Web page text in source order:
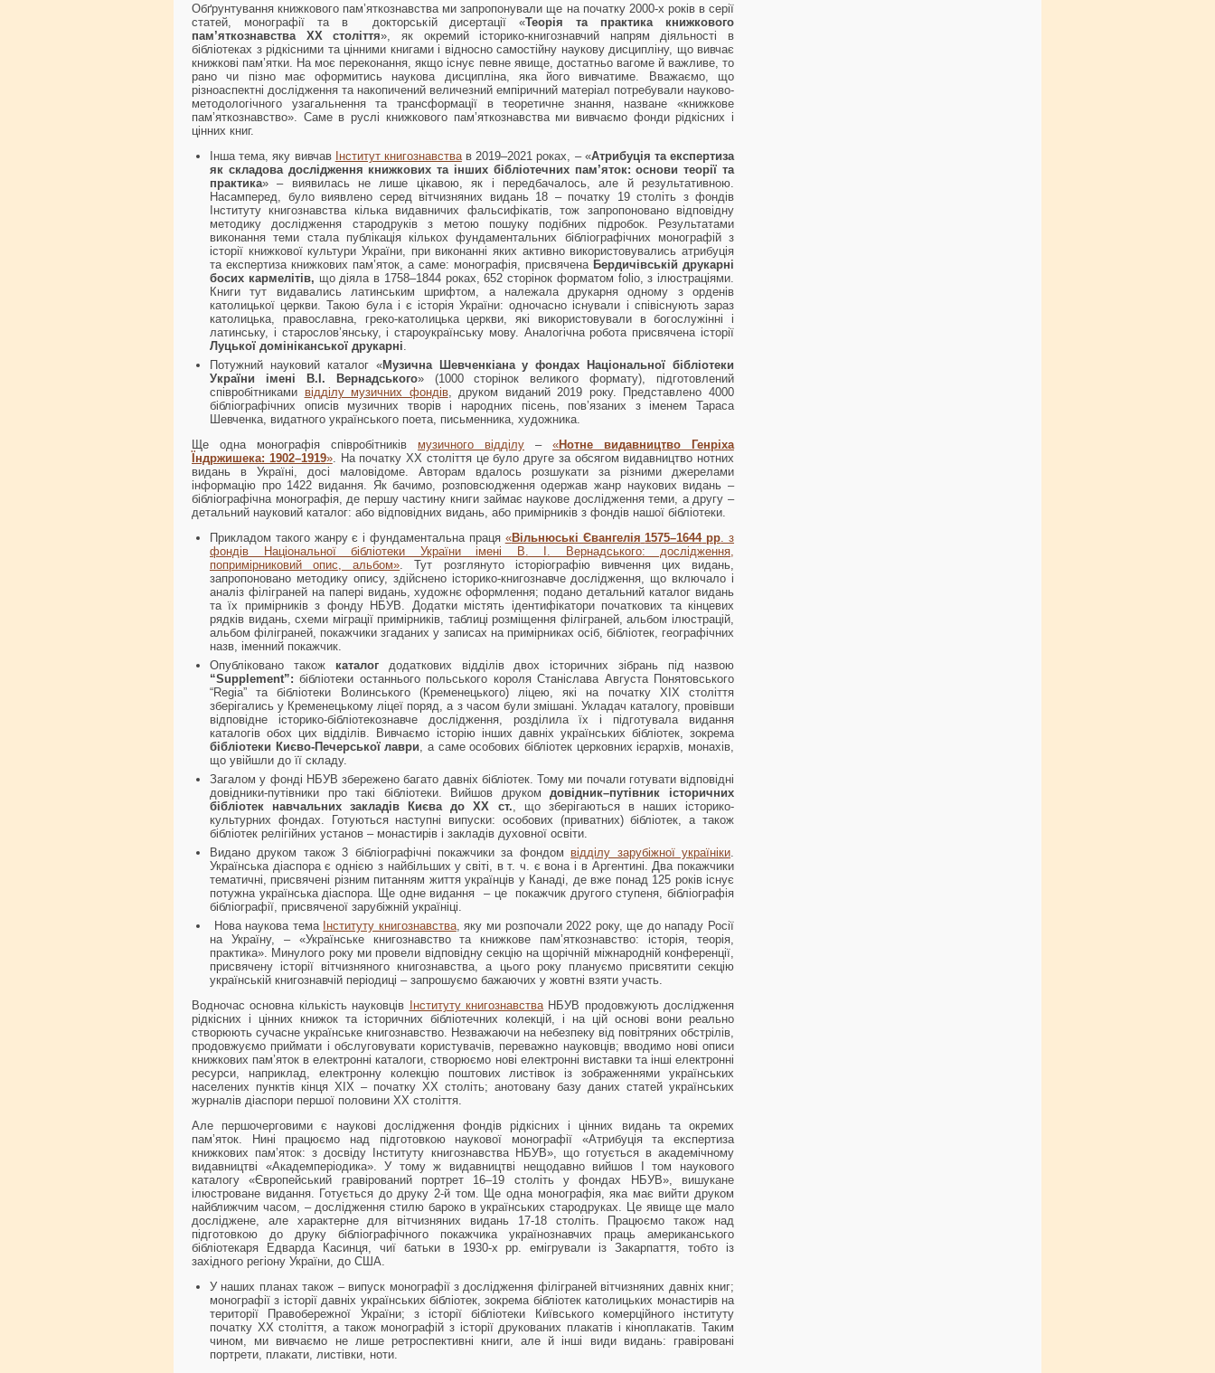
Обґрунтування книжкового пам’яткознавства ми запропонували ще на початку 2000-х років в серії
статей, монографії та в докторській дисертації «Теорія та практика книжкового
пам’яткознавства ХХ століття», як окремий історико-книгознавчий напрям діяльності в
бібліотеках з рідкісними та цінними книгами і відносно самостійну наукову дисципліну, що вивчає
книжкові пам’ятки. На моє переконання, якщо існує певне явище, достатньо вагоме й важливе, то
рано чи пізно має оформитись наукова дисципліна, яка його вивчатиме. Вважаємо, що
різноаспектні дослідження та накопичений величезний емпіричний матеріал потребували науково-
методологічного узагальнення та трансформації в теоретичне знання, назване «книжкове
пам’яткознавство». Саме в руслі книжкового пам’яткознавства ми вивчаємо фонди рідкісних і
цінних книг.
Інша тема, яку вивчав Інститут книгознавствав 2019–2021 роках, – «Атрибуція та експертиза
як складова дослідження книжкових та інших бібліотечних пам’яток: основи теорії та
практика» – виявилась не лише цікавою, як і передбачалось, але й результативною.
Насамперед, було виявлено серед вітчизняних видань 18 – початку 19 століть з фондів
Інституту книгознавства кілька видавничих фальсифікатів, тож запропоновано відповідну
методику дослідження стародруків з метою пошуку подібних підробок. Результатами
виконання теми стала публікація кількох фундаментальних бібліографічних монографій з
історії книжкової культури України, при виконанні яких активно використовувались атрибуція
та експертиза книжкових пам’яток, а саме: монографія, присвячена Бердичівській друкарні
босих кармелітів, що діяла в 1758–1844 роках, 652 сторінок форматом folio, з ілюстраціями.
Книги тут видавались латинським шрифтом, а належала друкарня одному з орденів
католицької церкви. Такою була і є історія України: одночасно існували і співіснують зараз
католицька, православна, греко-католицька церкви, які використовували в богослужінні і
латинську, і старослов’янську, і староукраїнську мову. Аналогічна робота присвячена історії
Луцької домініканської друкарні
Потужний науковий каталог «Музична Шевченкіана у фондах Національної бібліотеки
України імені В.І. Вернадського» (1000 сторінок великого формату), підготовлений
співробітниками відділу музичних фондів, друком виданий 2019 року. Представлено 4000
бібліографічних описів музичних творів і народних пісень, пов’язаних з іменем Тараса
Шевченка, видатного українського поета, письменника, художника.
Ще одна монографія співробітників музичного відділу – «Нотне видавництво Генріха
Їндржишека: 1902–1919». На початку ХХ століття це було друге за обсягом видавництво нотних
видань в Україні, досі маловідоме. Авторам вдалось розшукати за різними джерелами
інформацію про 1422 видання. Як бачимо, розповсюдження одержав жанр наукових видань –
бібліографічна монографія, де першу частину книги займає наукове дослідження теми, а другу –
детальний науковий каталог: або відповідних видань, або примірників з фондів нашої бібліотеки.
Прикладом такого жанру є і фундаментальна праця «Вільнюські Євангелія 1575–1644 рр . з
фондів Національної бібліотеки України імені В. І. Вернадського: дослідження,
попримірниковий опис, альбом» . Тут розглянуто історіографію вивчення цих видань,
запропоновано методику опису, здійснено історико-книгознавче дослідження, що включало і
аналіз філіграней на папері видань, художнє оформлення; подано детальний каталог видань
та їх примірників з фонду НБУВ. Додатки містять ідентифікатори початкових та кінцевих
рядків видань, схеми міграції примірників, таблиці розміщення філіграней, альбом ілюстрацій,
альбом філіграней, покажчики згаданих у записах на примірниках осіб, бібліотек, географічних
назв, іменний покажчик.
Опубліковано також каталог додаткових відділів двох історичних зібрань під назвою
“Supplement”: бібліотеки останнього польського короля Станіслава Августа Понятовського
“Regia” та бібліотеки Волинського (Кременецького) ліцею, які на початку ХІХ століття
зберігались у Кременецькому ліцеї поряд, а з часом були змішані. Укладач каталогу, провівши
відповідне історико-бібліотекознавче дослідження, розділила їх і підготувала видання
каталогів обох цих відділів. Вивчаємо історію інших давніх українських бібліотек, зокрема
бібліотеки Києво-Печерської лаври , а саме особових бібліотек церковних ієрархів, монахів,
що увійшли до її складу.
Загалом у фонді НБУВ збережено багато давніх бібліотек. Тому ми почали готувати відповідні
довідники-путівники про такі бібліотеки. Вийшов друкомдовідник–путівник історичних
бібліотек
навчальних закладів Києва до ХХ ст. , що зберігаються в наших історико-
культурних фондах. Готуються наступні випуски: особових (приватних) бібліотек, а також
бібліотек релігійних установ – монастирів і закладів духовної освіти.
Видано друком також 3 бібліографічні покажчики за фондом відділу зарубіжної україніки
Українська діаспора є однією з найбільших у світі, в т. ч. є вона і в Аргентині. Два покажчики
тематичні, присвячені різним питанням життя українців у Канаді, де вже понад 125 років існує
потужна українська діаспора. Ще одне видання – це покажчик другого ступеня, бібліографія
бібліографії, присвяченої зарубіжній україніці.
Нова наукова тема Інституту книгознавства, яку ми розпочали 2022 року, ще до нападу Росії
на Україну, – «Українське книгознавство та книжкове пам’яткознавство: історія, теорія,
практика». Минулого року ми провели відповідну секцію на щорічній міжнародній конференції,
присвячену історії вітчизняного книгознавства, а цього року плануємо присвятити секцію
українській книгознавчій періодиці – запрошуємо бажаючих у жовтні взяти участь.
Водночас основна кількість науковців
Інституту книгознавстваНБУВ продовжують дослідження
рідкісних і цінних книжок та історичних бібліотечних колекцій, і на цій основі вони реально
створюють сучасне українське книгознавство. Незважаючи на небезпеку від повітряних обстрілів,
продовжуємо приймати і обслуговувати користувачів, переважно науковців; вводимо нові описи
книжкових пам’яток в електронні каталоги, створюємо нові електронні виставки та інші електронні
ресурси, наприклад, електронну колекцію поштових листівок із зображеннями українських
населених пунктів кінця ХІХ – початку ХХ століть; анотовану базу даних статей українських
журналів діаспори першої половини ХХ століття.
Але першочерговими є наукові дослідження фондів рідкісних і цінних видань та окремих
пам’яток. Нині працюємо над підготовкою наукової монографії «Атрибуція та експертиза
книжкових пам’яток: з досвіду Інституту книгознавства НБУВ», що готується в академічному
видавництві «Академперіодика». У тому ж видавництві нещодавно вийшов І том наукового
каталогу «Європейський гравірований портрет 16–19 століть у фондах НБУВ», вишукане
ілюстроване видання. Готується до друку 2-й том. Ще одна монографія, яка має вийти друком
найближчим часом, – дослідження стилю бароко в українських стародруках. Це явище ще мало
досліджене, але характерне для вітчизняних видань 17-18 століть. Працюємо також над
підготовкою до друку бібліографічного покажчика українознавчих праць американського
бібліотекаря Едварда Касинця, чиї батьки в 1930-х рр. емігрували із Закарпаття, тобто із
західного регіону України, до США.
У наших планах також – випуск монографії з дослідження філіграней вітчизняних давніх книг;
монографії з історії давніх українських бібліотек, зокрема бібліотек католицьких монастирів на
території Правобережної України; з історії бібліотеки Київського комерційного інституту
початку ХХ століття, а також монографій з історії друкованих плакатів і кіноплакатів. Таким
чином, ми вивчаємо не лише ретроспективні книги, але й інші види видань: гравіровані
портрети, плакати, листівки, ноти.